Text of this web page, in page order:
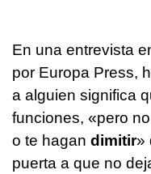
En una entrevista
por Europa Press,
a alguien significa
funciones, «pero
o te hagan dimitir»
puerta a que no